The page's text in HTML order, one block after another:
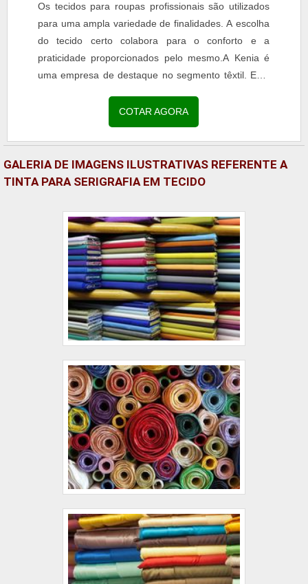
Os tecidos para roupas profissionais são utilizados
para uma ampla variedade de finalidades. A escolha
do tecido certo colabora para o conforto e a
praticidade proporcionados pelo mesmo.A Kenia é
uma empresa de destaque no segmento têxtil. Está
COTAR AGORA
GALERIA DE IMAGENS ILUSTRATIVAS REFERENTE A
TINTA PARA SERIGRAFIA EM TECIDO